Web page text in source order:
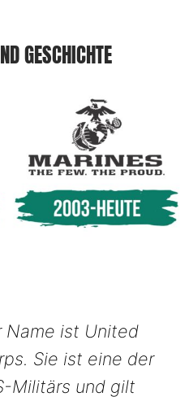
GESCHICHTE
Name ist United
Sie ist eine der
Militärs und gilt